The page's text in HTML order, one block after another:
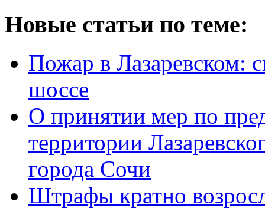
Новые статьи по теме:
Пожар в Лазаревском:
шоссе
О принятии мер по
территории
города Сочи
Штрафы кратно